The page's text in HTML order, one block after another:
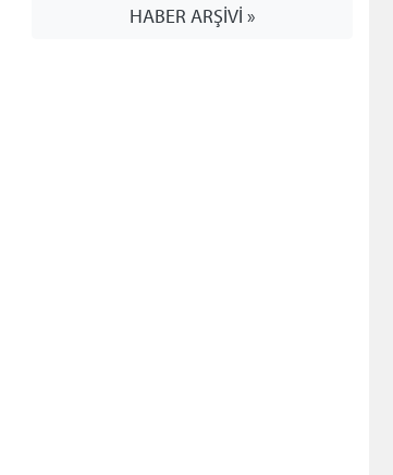
HABER ARŞİVİ »